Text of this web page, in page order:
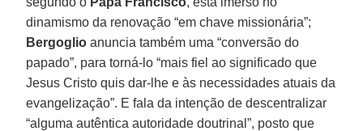
dinamismo da renovação “em chave missionária”;
Bergoglio anuncia também uma “conversão do
papado”, para torná-lo “mais fiel ao significado que
Jesus Cristo quis dar-lhe e às necessidades atuais da
evangelização”. E fala da intenção de descentralizar
“alguma autêntica autoridade doutrinal”, posto que